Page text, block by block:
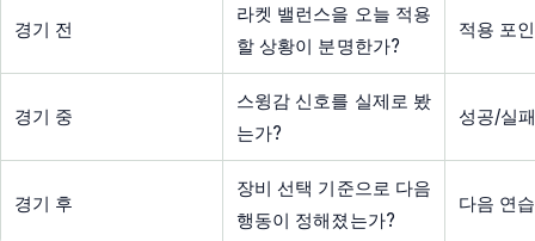
경기 전
라켓 밸런스을 오늘 적용
할 상황이 분명한가?
적용 포
경기 중
스윙감 신호를 실제로 봤
는가?
성공/실
경기 후
장비 선택 기준으로 다음
행동이 정해졌는가?
다음 연